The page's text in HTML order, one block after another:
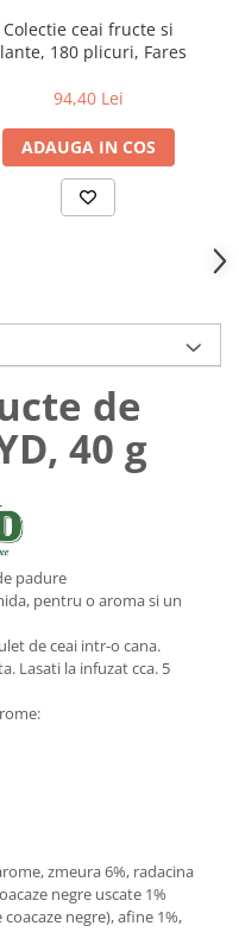
Colectie ceai fructe si
180 plicuri, Fares
94,40 Lei
ADAUGA IN COS
de
40 g
padure
pentru o aroma si un
de ceai intr-o cana.
Lasati la infuzat cca. 5
zmeura 6%, radacina
negre uscate 1%
negre), afine 1%,